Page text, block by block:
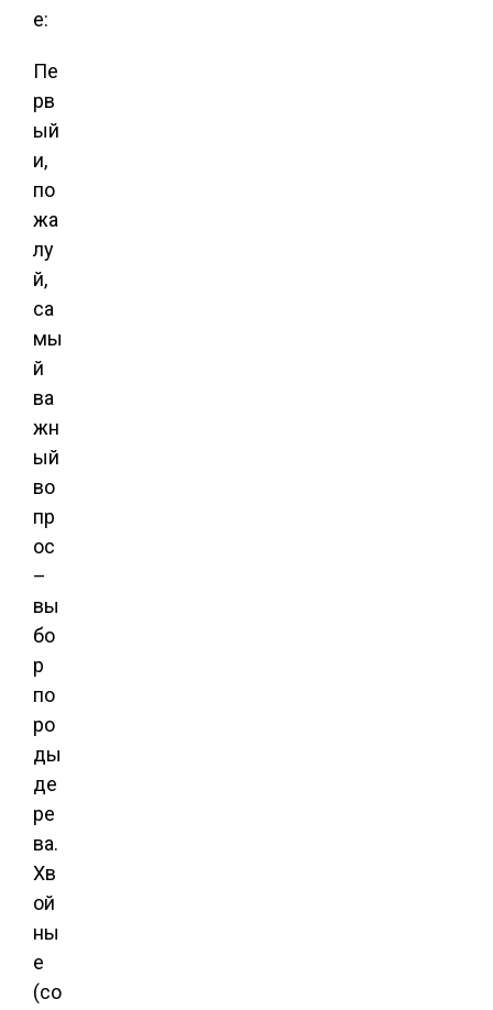
е:
Пе
рв
ый
и,
по
жа
лу
й,
са
мы
й
ва
жн
ый
во
пр
ос
–
вы
бо
р
по
ро
ды
де
ре
ва.
Хв
ой
ны
е
(со